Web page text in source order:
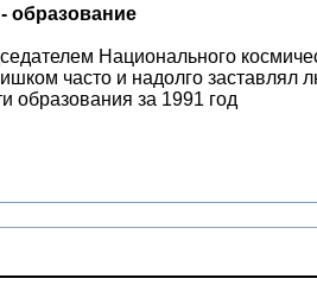
образование
Национального
часто и надолго заставлял
образования за 1991 год